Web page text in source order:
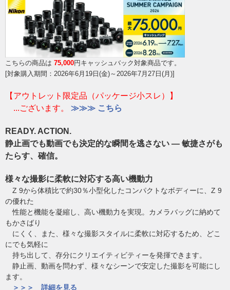
こちらの商品は 75,000円キャッシュバック対象商品です。
[対象購入期間：2026年6月19日(金)～2026年7月27日(月)]
【アウトレット限定品（パッケージ小スレ）】
...ございます。 ≫≫≫ こちら
READY. ACTION.
静止画でも動画でも決定的な瞬間を逃さない ― 敏捷さがも
たらす、確信。
様々な撮影に柔軟に対応する高い機動力
Z 9から体積比で約30％小型化したコンパクトなボディーに、Z 9
の優れた
性能と機能を凝縮し、高い機動力を実現。カメラバッグに納めて
もかさばり
にくく、また、様々な撮影スタイルに柔軟に対応するため、どこ
にでも気軽に
持ち出して、存分にクリエイティビティーを発揮できます。
静止画、動画を問わず、様々なシーンで安定した撮影を可能にし
ます。
＞＞＞ 詳細を見る